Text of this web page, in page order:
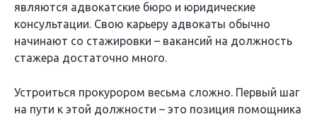
являются адвокатские бюро и юридические
консультации. Свою карьеру адвокаты обычно
начинают со стажировки – вакансий на должность
стажера достаточно много.
Устроиться прокурором весьма сложно. Первый шаг
на пути к этой должности – это позиция помощника